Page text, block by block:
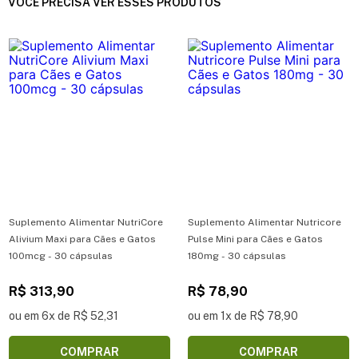
Suplemento Alimentar NutriCore
Alivium Maxi para Cães e Gatos
100mcg - 30 cápsulas
R$ 313,90
ou em 6x de R$ 52,31
COMPRAR
Suplemento Alimentar Nutricore
Pulse Mini para Cães e Gatos
180mg - 30 cápsulas
R$ 78,90
ou em 1x de R$ 78,90
COMPRAR